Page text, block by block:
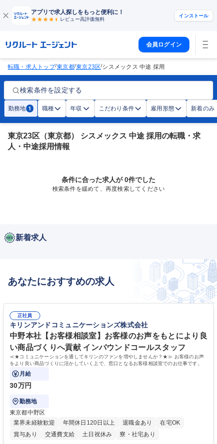
アプリで求人探しをもっと便利に！
レビュー高評価無料
インストール
会員ログイン
転職・求人トップ/東京都/東京23区/シスメックス 中途 採用
検索条件を設定する
勤務地 1 職種 年収 こだわり条件 雇用形態 新着のみ
東京23区（東京都） シスメックス 中途 採用の転職・求
人・中途採用情報
条件に合った求人が 0件でした
検索条件を緩めて、再度検索してください
新着求人
あなたにおすすめの求人
正社員
キリンアンドコミュニケーションズ株式会社
中野本社【お客様相談室】お客様のお声をもとにより良
い商品づくりへ貢献 インバウンドコールスタッフ
≪★コミュニケーションを通してキリンのファンを増やしませんか？★≫ お客様のお声
をより良い商品づくりに活かしていく上で、窓口となるお客様相談室でのお仕事です。
月給
30万円
勤務地
東京都中野区
業界未経験歓迎
年間休日120日以上 退職金あり
在宅OK
賞与あり
交通費支給 土日祝休み 寮・社宅あり